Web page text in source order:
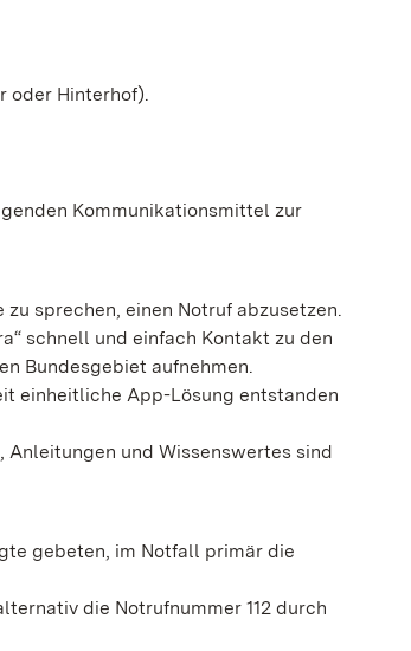
oder Hinterhof).
Kommunikationsmittel zur
sprechen, einen Notruf abzusetzen.
schnell und einfach Kontakt zu den
Bundesgebiet aufnehmen.
einheitliche App-Lösung entstanden
Anleitungen und Wissenswertes sind
gebeten, im Notfall primär die
die Notrufnummer 112 durch